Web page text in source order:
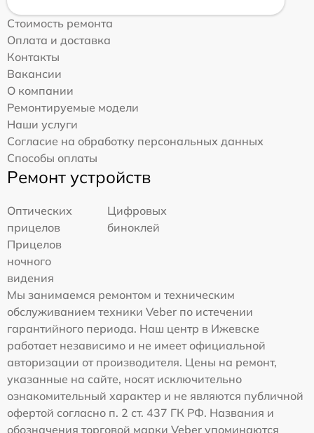
Стоимость ремонта
Оплата и доставка
Контакты
Вакансии
О компании
Ремонтируемые модели
Наши услуги
Согласие на обработку персональных данных
Способы оплаты
Ремонт устройств
Оптических
прицелов
Цифровых
биноклей
Прицелов
ночного
видения
Мы занимаемся ремонтом и техническим
обслуживанием техники Veber по истечении
гарантийного периода. Наш центр в Ижевске
работает независимо и не имеет официальной
авторизации от производителя. Цены на ремонт,
указанные на сайте, носят исключительно
ознакомительный характер и не являются публичной
офертой согласно п. 2 ст. 437 ГК РФ. Названия и
обозначения торговой марки Veber упоминаются